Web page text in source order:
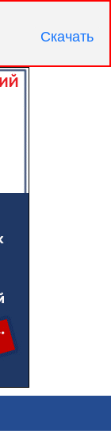
Скачать